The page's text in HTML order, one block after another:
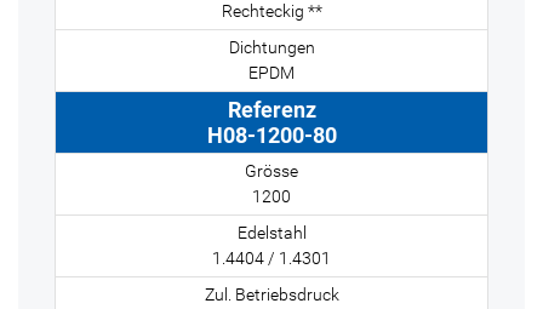
Rechteckig **
EPDM
H08-1200-80
1200
1.4404 / 1.4301